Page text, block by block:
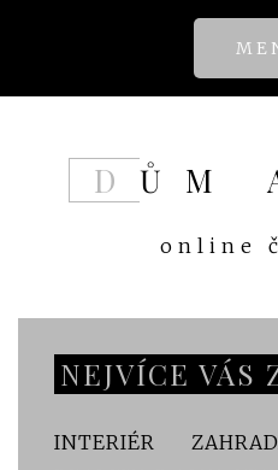
content
online
NEJVÍCE VÁS
INTERIÉR